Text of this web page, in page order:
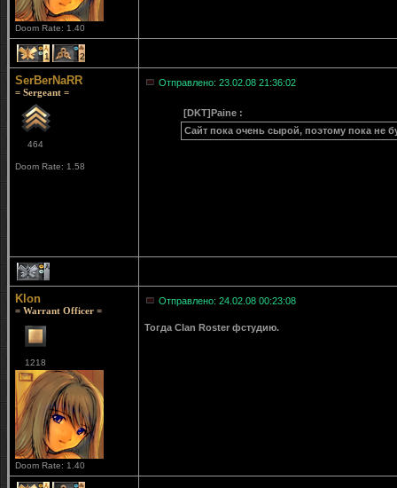
Doom Rate: 1.40
1 2
SerBerNaRR
= Sergeant =
464
Doom Rate: 1.58
Отправлено: 23.02.08 21:36:02
[DKT]Paine :
Сайт пока очень сырой, поэтому пока не
1
Klon
= Warrant Officer =
1218
Doom Rate: 1.40
Отправлено: 24.02.08 00:23:08
Тогда Clan Roster фстудию.